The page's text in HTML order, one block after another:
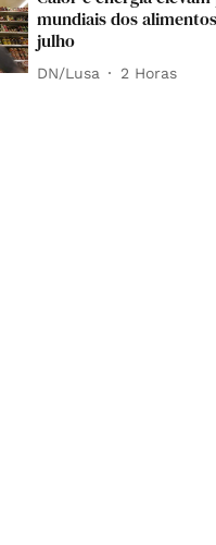
mundiais dos
julho
DN/Lusa 2 Horas